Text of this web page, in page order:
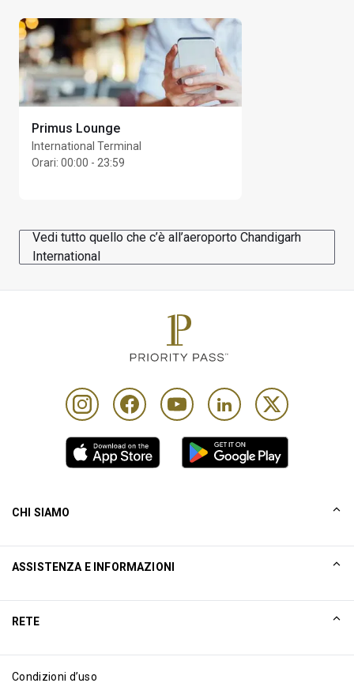
Primus Lounge
International Terminal
Orari: 00:00 - 23:59
Vedi tutto quello che c’è all’aeroporto Chandigarh
International
CHI SIAMO
Excellence Awards
Blog
ASSISTENZA E INFORMAZIONI
RETE
Condizioni d’uso